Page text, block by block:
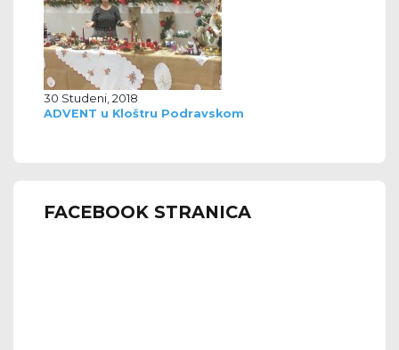
30 Studeni, 2018
ADVENT u Kloštru Podravskom
FACEBOOK STRANICA